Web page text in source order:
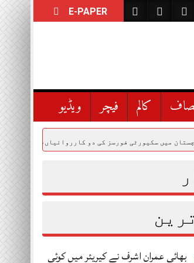
E-PAPER
کالم فیچر ویڈیو
کی دو کارروائیاں، 12 دہشتگرد ہلاک، ٹھکانہ بھی تباہ
بھائی عمران اشرف نے کیریئر میں کوئی